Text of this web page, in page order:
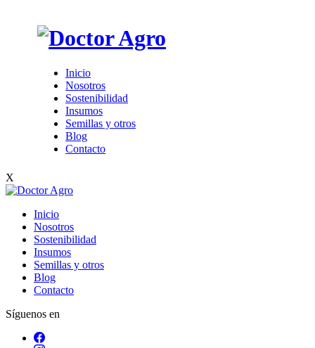
Inicio
Nosotros
Sostenibilidad
Insumos
Semillas y otros
Blog
Contacto
X
Inicio
Nosotros
Sostenibilidad
Insumos
Semillas y otros
Blog
Contacto
Síguenos en